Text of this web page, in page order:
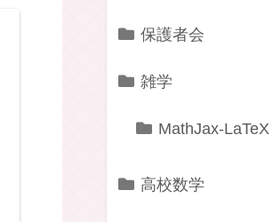
保護者会
雑学
MathJax-LaTeX
高校数学